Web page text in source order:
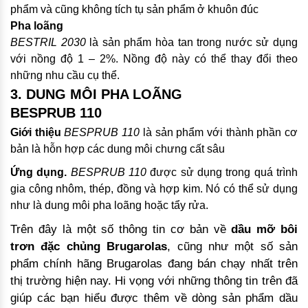
phẩm và cũng không tích tụ sản phẩm ở khuôn đúc
Pha loãng
BESTRIL 2030là sản phẩm hòa tan trong nước sử dụng
với nồng độ 1 – 2%. Nồng độ này có thể thay đổi theo
những nhu cầu cụ thể.
3. DUNG MÔI PHA LOÃNG
BESPRUB 110
Giới thiệuBESPRUB 110 là sản phẩm với thành phần cơ
bản là hỗn hợp các dung môi chưng cất sâu
Ứng dụng. BESPRUB 110 được sử dụng trong quá trình
gia công nhôm, thép, đồng và hợp kim. Nó có thể sử dụng
như là dung môi pha loãng hoặc tẩy rửa.
Trên đây là một số thông tin cơ bản vềdầu mỡ bôi
trơn đặc chủng Brugarolas, cũng như một số sản
phẩm chính hãng Brugarolas đang bán chạy nhất trên
thị trường hiện nay. Hi vọng với những thông tin trên đã
giúp các bạn hiểu được thêm về dòng sản phẩm dầu